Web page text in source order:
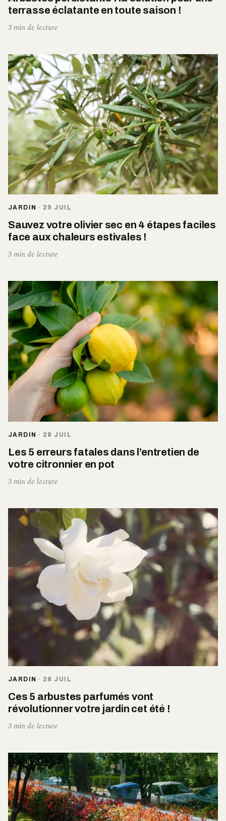
terrasse éclatante en toute saison !
3 min de lecture
JARDIN · 29 JUIL
Sauvez votre olivier sec en 4 étapes faciles
face aux chaleurs estivales !
3 min de lecture
JARDIN · 28 JUIL
Les 5 erreurs fatales dans l’entretien de
votre citronnier en pot
3 min de lecture
JARDIN · 28 JUIL
Ces 5 arbustes parfumés vont
révolutionner votre jardin cet été !
3 min de lecture